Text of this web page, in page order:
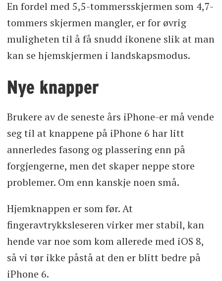
En fordel med 5,5-tommersskjermen som 4,7-
tommers skjermen mangler, er for øvrig
muligheten til å få snudd ikonene slik at man
kan se hjemskjermen i landskapsmodus.
Nye knapper
Brukere av de seneste års iPhone-er må vende
seg til at knappene på iPhone 6 har litt
annerledes fasong og plassering enn på
forgjengerne, men det skaper neppe store
problemer. Om enn kanskje noen små.
Hjemknappen er som før. At
fingeravtrykksleseren virker mer stabil, kan
hende var noe som kom allerede med iOS 8,
så vi tør ikke påstå at den er blitt bedre på
iPhone 6.